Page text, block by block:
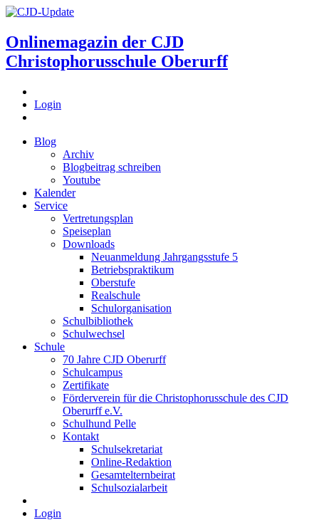
Onlinemagazin der CJD
Christophorusschule Oberurff
Login
Blog
Archiv
Blogbeitrag schreiben
Youtube
Kalender
Service
Vertretungsplan
Speiseplan
Downloads
Neuanmeldung Jahrgangsstufe 5
Betriebspraktikum
Oberstufe
Realschule
Schulorganisation
Schulbibliothek
Schulwechsel
Schule
70 Jahre CJD Oberurff
Schulcampus
Zertifikate
Förderverein für die Christophorusschule des CJD
Oberurff e.V.
Schulhund Pelle
Kontakt
Schulsekretariat
Online-Redaktion
Gesamtelternbeirat
Schulsozialarbeit
Login